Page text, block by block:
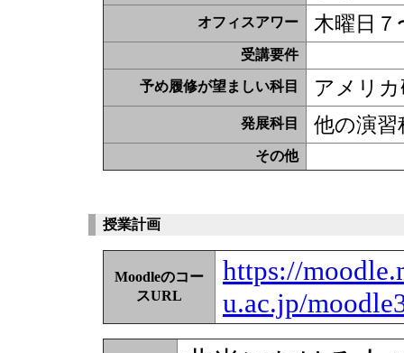
オフィスアワー 木曜日７
受講要件
予め履修が望ましい科目 アメリ
発展科目 他の演習
その他
授業計画
Moodleのコー
スURL
https://
u.ac.jp/